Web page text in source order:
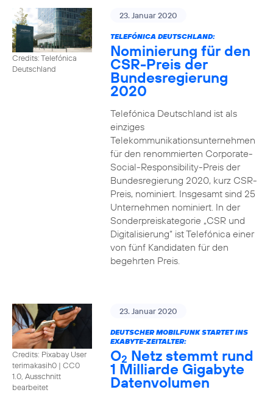
Credits: Telefónica
Deutschland
23. Januar 2020
TELEFÓNICA DEUTSCHLAND:
Nominierung für den
CSR-Preis der
Bundesregierung
2020
Telefónica Deutschland ist als
einziges
Telekommunikationsunternehmen
für den renommierten Corporate-
Social-Responsibility-Preis der
Bundesregierung 2020, kurz CSR-
Preis, nominiert. Insgesamt sind 25
Unternehmen nominiert. In der
Sonderpreiskategorie „CSR und
Digitalisierung“ ist Telefónica einer
von fünf Kandidaten für den
begehrten Preis.
Credits: Pixabay User
terimakasih0 | CC0
1.0, Ausschnitt
bearbeitet
23. Januar 2020
DEUTSCHER MOBILFUNK STARTET INS
EXABYTE-ZEITALTER:
O2 Netz stemmt rund
1 Milliarde Gigabyte
Datenvolumen